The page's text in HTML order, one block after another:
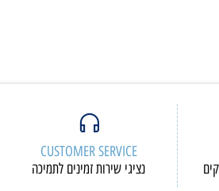
CUSTOMER SERVICE
נציגי שירות זמינים לתמיכה